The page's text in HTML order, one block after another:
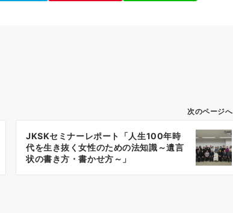
次のページへ
JKSKセミナーレポート「人生100年時
代を生き抜く女性のための法知識～遺言
状の書き方・書かせ方～」